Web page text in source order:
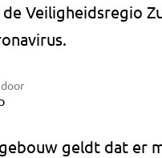
Veiligheidsregio
geldt dat er